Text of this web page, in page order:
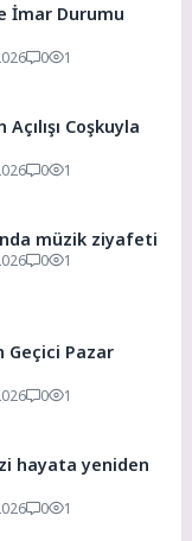
İmar Durumu
0 1
Coşkuyla
0 1
müzik ziyafeti
0 1
Geçici Pazar
0 1
hayata yeniden
0 1